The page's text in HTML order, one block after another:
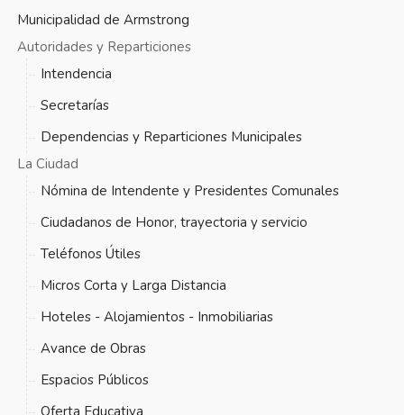
Municipalidad de Armstrong
Autoridades y Reparticiones
Intendencia
Secretarías
Dependencias y Reparticiones Municipales
La Ciudad
Nómina de Intendente y Presidentes Comunales
Ciudadanos de Honor, trayectoria y servicio
Teléfonos Útiles
Micros Corta y Larga Distancia
Hoteles - Alojamientos - Inmobiliarias
Avance de Obras
Espacios Públicos
Oferta Educativa